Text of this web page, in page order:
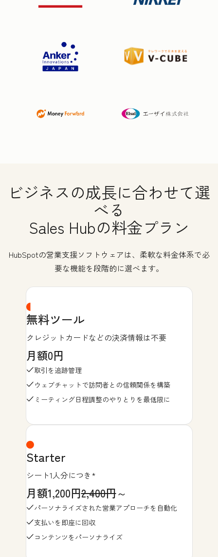
ビジネスの成長に合わせて選
べる
Sales Hubの料金プラン
HubSpotの営業支援ソフトウェアは、柔軟な料金体系で必
要な機能を段階的に選べます。
無料ツール
クレジットカードなどの決済情報は不要
月額0円
取引を追跡管理
ウェブチャットで訪問者との信頼関係を構築
ミーティング日程調整のやりとりを最低限に
Starter
シート1人分につき*
月額1,200円2,400円～
パーソナライズされた営業アプローチを自動化
支払いを即座に回収
コンテンツをパーソナライズ